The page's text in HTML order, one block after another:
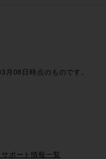
月08日時点のものです。
ポート情報一覧